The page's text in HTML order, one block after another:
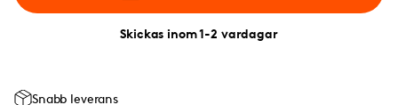
Skickas inom 1-2 vardagar
Snabb leverans